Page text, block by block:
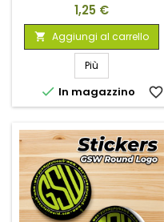
Prezzo
1,25 €
 Aggiungi al carrello
Più
 In magazzino favorite_border